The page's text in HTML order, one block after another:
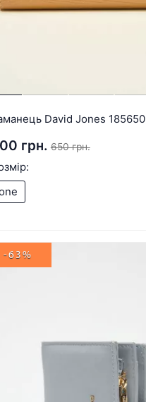
David Jones 185650
грн. 650 грн.
-63%